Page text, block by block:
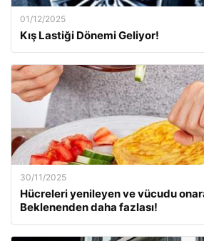
01/12/2025
Kış Lastiği Dönemi Geliyor!
30/11/2025
Hücreleri yenileyen ve vücudu
Beklenenden daha fazlası!